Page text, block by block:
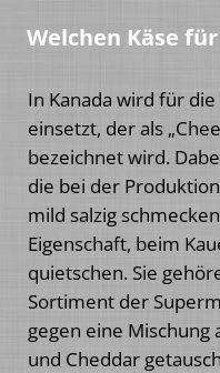
Welchen Käse
In Kanada wird für
einsetzt, der als
bezeichnet wird.
die bei der
mild salzig
Eigenschaft, beim
quietschen. Sie
Sortiment der
gegen eine Mischung
und Cheddar